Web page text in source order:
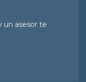
un asesor te